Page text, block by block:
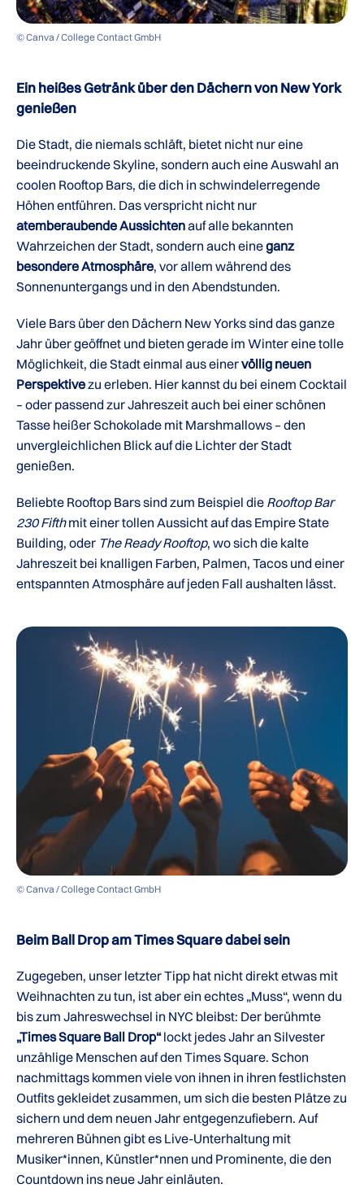
© Canva / College Contact GmbH
Ein heißes Getränk über den Dächern von New York
genießen
Die Stadt, die niemals schläft, bietet nicht nur eine
beeindruckende Skyline, sondern auch eine Auswahl an
coolen Rooftop Bars, die dich in schwindelerregende
Höhen entführen. Das verspricht nicht nur
atemberaubende Aussichtenauf alle bekannten
Wahrzeichen der Stadt, sondern auch eineganz
besondere Atmosphäre, vor allem während des
Sonnenuntergangs und in den Abendstunden.
Viele Bars über den Dächern New Yorks sind das ganze
Jahr über geöffnet und bieten gerade im Winter eine tolle
Möglichkeit, die Stadt einmal aus einervöllig neuen
Perspektivezu erleben. Hier kannst du bei einem Cocktail
– oder passend zur Jahreszeit auch bei einer schönen
Tasse heißer Schokolade mit Marshmallows – den
unvergleichlichen Blick auf die Lichter der Stadt
genießen.
Beliebte Rooftop Bars sind zum Beispiel die Rooftop Bar
230 Fifthmit einer tollen Aussicht auf das Empire State
Building, oder The Ready Rooftop, wo sich die kalte
Jahreszeit bei knalligen Farben, Palmen, Tacos und einer
entspannten Atmosphäre auf jeden Fall aushalten lässt.
© Canva / College Contact GmbH
Beim Ball Drop am Times Square dabei sein
Zugegeben, unser letzter Tipp hat nicht direkt etwas mit
Weihnachten zu tun, ist aber ein echtes „Muss“, wenn du
bis zum Jahreswechsel in NYC bleibst: Der berühmte
„Times Square Ball Drop“lockt jedes Jahr an Silvester
unzählige Menschen auf den Times Square. Schon
nachmittags kommen viele von ihnen in ihren festlichsten
Outfits gekleidet zusammen, um sich die besten Plätze zu
sichern und dem neuen Jahr entgegenzufiebern. Auf
mehreren Bühnen gibt es Live-Unterhaltung mit
Musiker*innen, Künstler*nnen und Prominente, die den
Countdown ins neue Jahr einläuten.